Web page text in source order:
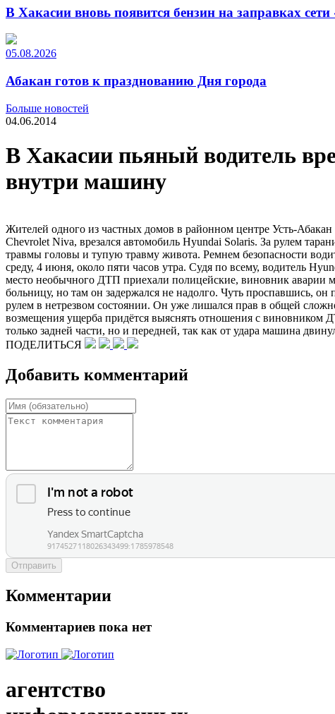
В Хакасии вновь появится бензин на заправках
05.08.2026
Абакан готов к празднованию Дня города
Больше новостей
04.06.2014
В Хакасии пьяный водитель
внутри машину
Жителей одного из частных домов в районном центре Усть-
Chevrolet Niva, врезался автомобиль Hyundai Solaris. За рулем
травмы головы и тупую травму живота. Ремнем безопасности
среду, 4 июня, около пяти часов утра. Судя по всему, водитель
место необычного ДТП приехали полицейские, виновник аварии
больницу, но там он задержался не надолго. Чуть проспавшись,
рулем в нетрезвом состоянии. Он уже лишался прав в общей
возмещения ущерба придётся выяснять отношения с виновником
только задней части, но и передней, так как от удара машина
ПОДЕЛИТЬСЯ
Добавить комментарий
Отправить
Комментарии
Комментариев пока нет
агентство